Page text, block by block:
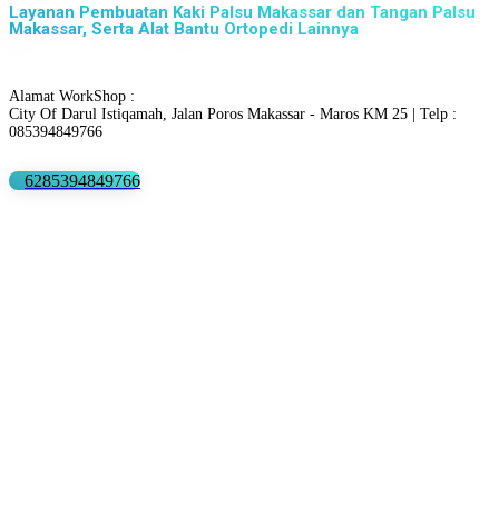
Layanan Pembuatan Kaki Palsu Makassar dan Tangan Palsu
Makassar, Serta Alat Bantu Ortopedi Lainnya
Alamat WorkShop :
City Of Darul Istiqamah, Jalan Poros Makassar - Maros KM 25 | Telp :
085394849766
6285394849766